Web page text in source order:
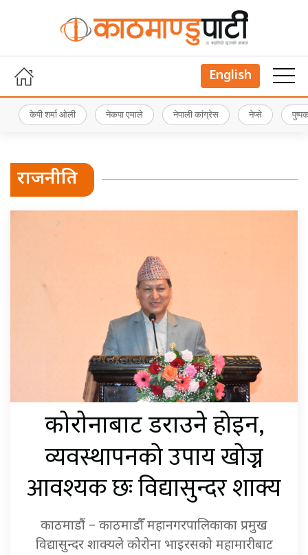
English
केपी शर्मा ओली नेकपा एमाले नेपाली कांग्रेस नेप्से
राजनीति
कोरोनाबाट डराउनेहोइन,
व्यवस्थापनको उपाय खोज्न
आवश्यक छः विद्यासुन्दर शाक्य
काठमाडौं – काठमाडौँ महानगरपालिकाका प्रमुख
विद्यासुन्दर शाक्यले कोरोना भाइरसको महामारीबाट